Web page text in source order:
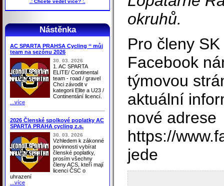
.: Chcete vědět více? :.
Nástěnka
AC SPARTA PRAHSA Cycling ‘‘ můj
team na sezónu 2026
30. 03. 2026
1. AC SPARTA
ELITE/ Continental
team - road / gravel
Chci závodit v
kategorii Elite a U23 /
Continentání licencí.
...více
2026 Členské spolkové poplatky AC
SPARTA PRAHA cycling z.s.
30. 03. 2026
Vzhledem k zákonné
povinnosti vybírat
členské poplatky,
prosím všechny
členy ACS, kteří mají
licenci ČSC o
uhrazení
...více
okruhů.
Pro členy
Facebook
týmovou
aktuální
nové adrese
https://
jede